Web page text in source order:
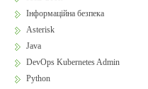
Інформаційна безпека
Asterisk
Java
DevOps Kubernetes Admin
Python